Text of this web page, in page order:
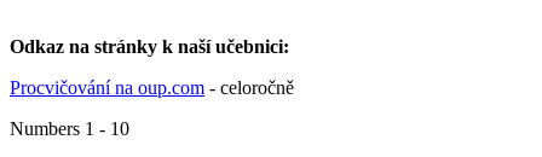
Odkaz na stránky k naší učebnici:
Procvičování na oup.com - celoročně
Numbers 1 - 10